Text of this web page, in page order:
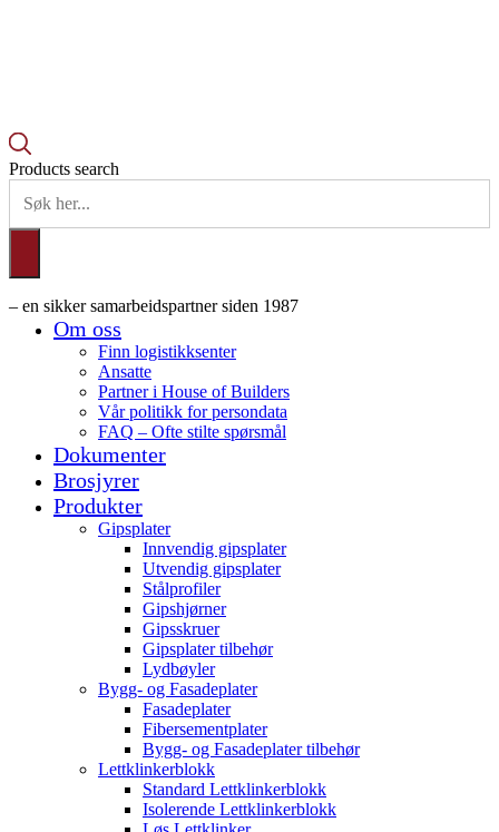
Products search
– en sikker samarbeidspartner siden 1987
Om oss
Finn logistikksenter
Ansatte
Partner i House of Builders
Vår politikk for persondata
FAQ – Ofte stilte spørsmål
Dokumenter
Brosjyrer
Produkter
Gipsplater
Innvendig gipsplater
Utvendig gipsplater
Stålprofiler
Gipshjørner
Gipsskruer
Gipsplater tilbehør
Lydbøyler
Bygg- og Fasadeplater
Fasadeplater
Fibersementplater
Bygg- og Fasadeplater tilbehør
Lettklinkerblokk
Standard Lettklinkerblokk
Isolerende Lettklinkerblokk